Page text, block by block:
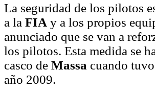
La seguridad de los pilotos
a la FIA y a los propios
anunciado que se van a
los pilotos. Esta medida se
casco de Massa cuando
año 2009.